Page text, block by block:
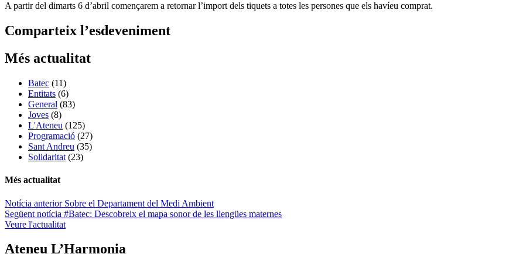
A partir del dimarts 6 d’abril començarem a retornar l’import dels tiquets a totes les persones que els havíeu comprat.
Comparteix l’esdeveniment
Més actualitat
Batec (11)
Entitats (6)
General (83)
Joves (8)
L'Ateneu (125)
Programació (27)
Sant Andreu (35)
Solidaritat (23)
Més actualitat
Navegació
d'entrades
Notícia anterior Sobre el Departament del Medi Ambient
Següent notícia #Batec​: Descobreix el mapa sonor de les llengües maternes
Veure l'actualitat
Ateneu L’Harmonia